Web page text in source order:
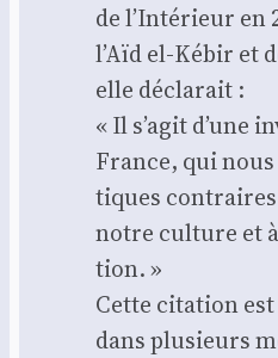
de l’Intérieur en
l’Aïd el-Kébir et
elle décla­rait :
« Il s’agit d’une
France, qui
tiques
notre culture et
tion. »
Cette cita­tion
dans plu­sieurs